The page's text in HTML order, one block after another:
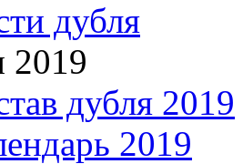
дубля
2019
дубля 2019
2019